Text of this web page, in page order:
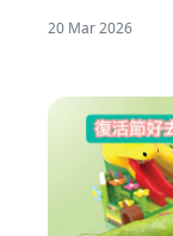
20 Mar 2026